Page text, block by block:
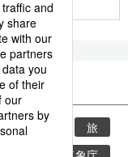
観光
旅